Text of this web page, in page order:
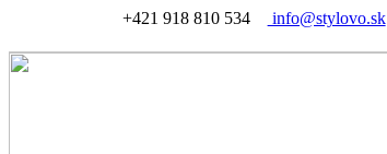
+421 918 810 534 info@stylovo.sk